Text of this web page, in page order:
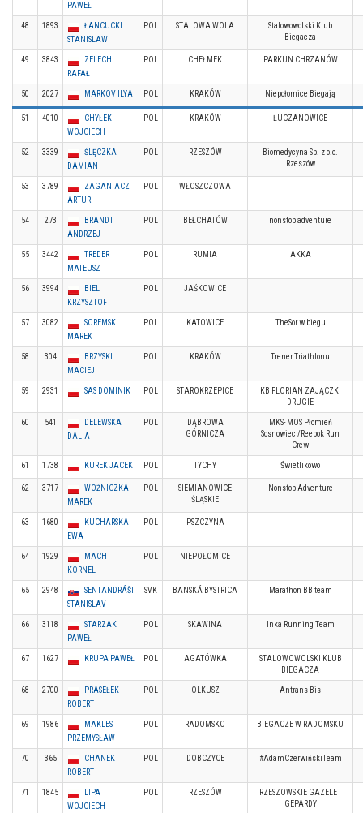
PAWEŁ
48 1893
ŁANCUCKI
STANISLAW
POL STALOWA WOLA
Stalowowolski Klub
Biegacza
49 3843
ZELECH
RAFAŁ
POL CHEŁMEK PARKUN CHRZANÓW
50 2027 MARKOV ILYA POL KRAKÓW Niepołomice Biegają
51 4010
CHYŁEK
WOJCIECH
POL KRAKÓW ŁUCZANOWICE
52 3339
ŚLĘCZKA
DAMIAN
POL RZESZÓW
Biomedycyna Sp. z o.o.
Rzeszów
53 3789
ZAGANIACZ
ARTUR
POL WŁOSZCZOWA
54 273
BRANDT
ANDRZEJ
POL BEŁCHATÓW nonstop adventure
55 3442
TREDER
MATEUSZ
POL RUMIA AKKA
56 3994
BIEL
KRZYSZTOF
POL JAŚKOWICE
57 3082
SOREMSKI
MAREK
POL KATOWICE TheSor w biegu
58 304
BRZYSKI
MACIEJ
POL KRAKÓW Trener Triathlonu
59 2931 SAS DOMINIK POL STAROKRZEPICE
KB FLORIAN ZAJĄCZKI
DRUGIE
60 541
DELEWSKA
DALIA
POL
DĄBROWA
GÓRNICZA
MKS- MOS Płomień
Sosnowiec /Reebok Run
Crew
61 1738 KUREK JACEK POL TYCHY Świetlikowo
62 3717
WOŹNICZKA
MAREK
POL
SIEMIANOWICE
ŚLĄSKIE
Nonstop Adventure
63 1680
KUCHARSKA
EWA
POL PSZCZYNA
64 1929
MACH
KORNEL
POL NIEPOŁOMICE
65 2948
SENTANDRÁŠI
STANISLAV
SVK BANSKÁ BYSTRICA Marathon BB team
66 3118
STARZAK
PAWEŁ
POL SKAWINA Inka Running Team
67 1627 KRUPA PAWEŁ POL AGATÓWKA
STALOWOWOLSKI KLUB
BIEGACZA
68 2700
PRASEŁEK
ROBERT
POL OLKUSZ Antrans Bis
69 1986
MAKLES
PRZEMYSŁAW
POL RADOMSKO BIEGACZE W RADOMSKU
70 365
CHANEK
ROBERT
POL DOBCZYCE #AdamCzerwińskiTeam
71 1845
LIPA
WOJCIECH
POL RZESZÓW
RZESZOWSKIE GAZELE I
GEPARDY